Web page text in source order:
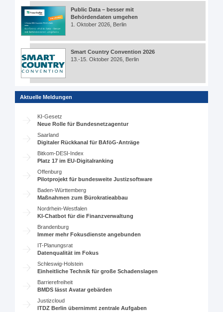
Public Data – besser mit
Behördendaten umgehen
1. Oktober 2026, Berlin
Smart Country Convention 2026
13.-15. Oktober 2026, Berlin
Aktuelle Meldungen
KI-Gesetz
Neue Rolle für Bundesnetzagentur
Saarland
Digitaler Rückkanal für BAföG-Anträge
Bitkom-DESI-Index
Platz 17 im EU-Digitalranking
Offenburg
Pilotprojekt für bundesweite Justizsoftware
Baden-Württemberg
Maßnahmen zum Bürokratieabbau
Nordrhein-Westfalen
KI-Chatbot für die Finanzverwaltung
Brandenburg
Immer mehr Fokusdienste angebunden
IT-Planungsrat
Datenqualität im Fokus
Schleswig-Holstein
Einheitliche Technik für große Schadenslagen
Barrierefreiheit
BMDS lässt Avatar gebärden
Justizcloud
ITDZ Berlin übernimmt zentrale Aufgaben